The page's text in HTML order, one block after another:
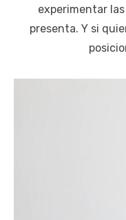
experimentar
presenta. Y si